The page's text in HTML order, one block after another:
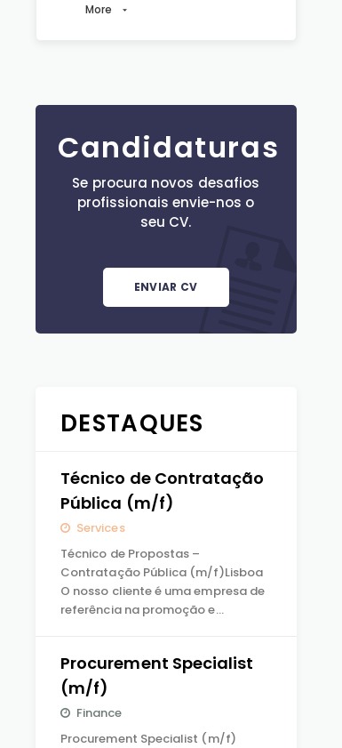
More
Candidaturas
Se procura novos desafios
profissionais envie-nos o
seu CV.
ENVIAR CV
DESTAQUES
Técnico de Contratação
Pública (m/f)
Services
Técnico de Propostas –
Contratação Pública (m/f)Lisboa
O nosso cliente é uma empresa de
referência na promoção e…
Procurement Specialist
(m/f)
Finance
Procurement Specialist (m/f)